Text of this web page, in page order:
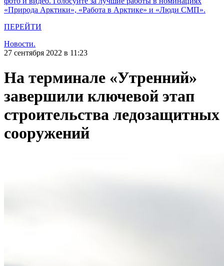
«Природа Арктики», «Работа в Арктике» и «Люди СМП».
ПЕРЕЙТИ
Новости.
27 сентября 2022 в 11:23
На терминале «Утренний»
завершили ключевой этап
строительства ледозащитных
сооружений